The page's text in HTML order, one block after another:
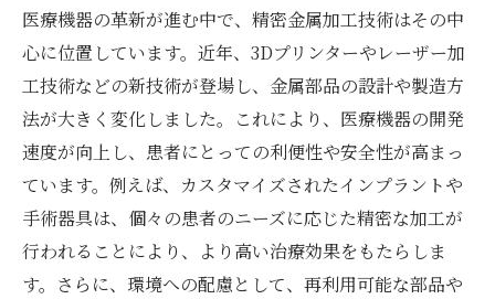
医療機器の革新が進む中で、精密金属加工技術はその中
心に位置しています。近年、3Dプリンターやレーザー加
工技術などの新技術が登場し、金属部品の設計や製造方
法が大きく変化しました。これにより、医療機器の開発
速度が向上し、患者にとっての利便性や安全性が高まっ
ています。例えば、カスタマイズされたインプラントや
手術器具は、個々の患者のニーズに応じた精密な加工が
行われることにより、より高い治療効果をもたらしま
す。さらに、環境への配慮として、再利用可能な部品や